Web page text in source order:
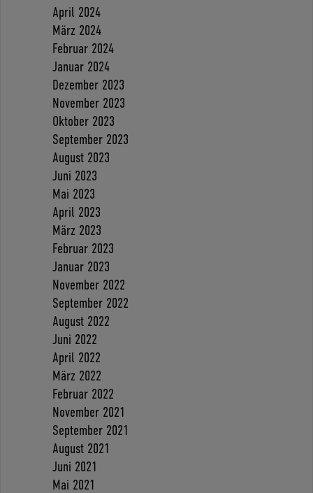
April 2024
März 2024
Februar 2024
Januar 2024
Dezember 2023
November 2023
Oktober 2023
September 2023
August 2023
Juni 2023
Mai 2023
April 2023
März 2023
Februar 2023
Januar 2023
November 2022
September 2022
August 2022
Juni 2022
April 2022
März 2022
Februar 2022
November 2021
September 2021
August 2021
Juni 2021
Mai 2021